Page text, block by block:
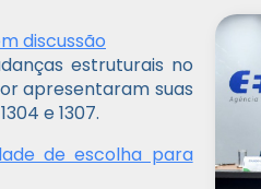
discussão
estruturais no
apresentaram suas
e 1307.
de escolha para